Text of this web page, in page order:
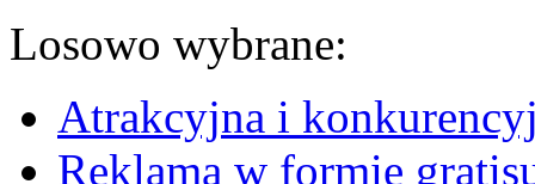
Losowo wybrane:
Atrakcyjna i
Reklama w formie